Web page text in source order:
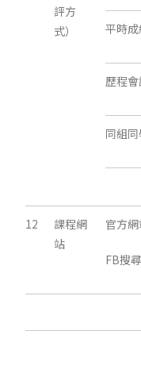
評方
式）
平時
歷程
同組
12
課程網
站
官方網
FB搜